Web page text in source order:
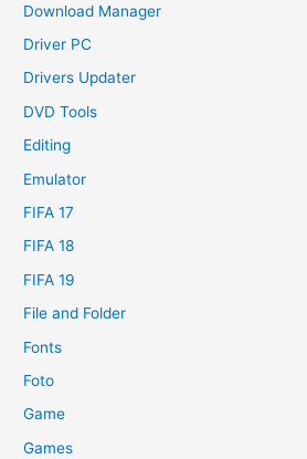
Download Manager
Driver PC
Drivers Updater
DVD Tools
Editing
Emulator
FIFA 17
FIFA 18
FIFA 19
File and Folder
Fonts
Foto
Game
Games